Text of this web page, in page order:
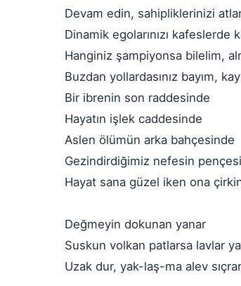
Devam edin, sahipliklerinizi atlar
Dinamik egolarınızı kafeslerde
Hanginiz şampiyonsa bilelim,
Buzdan yollardasınız bayım,
Bir ibrenin son raddesinde
Hayatın işlek caddesinde
Aslen ölümün arka bahçesinde
Gezindirdiğimiz nefesin
Hayat sana güzel iken ona
Değmeyin dokunan yanar
Suskun volkan patlarsa lavlar
Uzak dur, yak-laş-ma alev